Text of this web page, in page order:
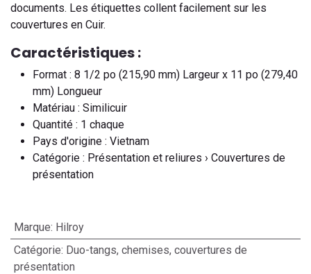
documents. Les étiquettes collent facilement sur les
couvertures en Cuir.
Caractéristiques :
Format : 8 1/2 po (215,90 mm) Largeur x 11 po (279,40
mm) Longueur
Matériau : Similicuir
Quantité : 1 chaque
Pays d'origine : Vietnam
Catégorie : Présentation et reliures › Couvertures de
présentation
Marque: Hilroy
Catégorie: Duo-tangs, chemises, couvertures de
présentation